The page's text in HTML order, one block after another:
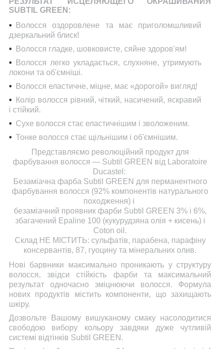
SUBTIL GREEN:
Волосся оздоровлене та має приголомшливий
дзеркальний блиск!
Волосся гладке, шовковисте, сяйне здоров'ям!
Волосся легко укладається, слухняне, утримують
локони та об'ємніші.
Волосся еластичне, міцне, має «дорогой» вигляд!
Колір волосся рівний, чіткий, насичений, яскравий
і стійкий.
Сухе волосся стає еластичнішим і зволоженим.
Тонке волосся стає щільнішим і об'ємнішим.
Представляємо революційний продукт для
фарбування волосся — Subtil GREEN від Laboratoire
Ducastel:
Безаміачна фарба Subtil GREEN для перманентного
фарбування волосся (92% компонентів натурального
походження) і
безаміачний проявник фарби Subtil GREEN 3% і 6%,
збагачений Epaline 100 (кукурудзяна олія + кисень) і
Coton oil.
Склад НЕ МІСТИТЬ: сульфатів, парабена, парафіну
консервантів, 87, гуоцину та мінеральних олив.
Нові барвники максимально проникають у структуру
волосся, звідси стійкість фарби та максимальний
результат одночасно зміцнюючи волосся. Формула
нових продуктів містить компоненти, що захищають
шкіру.
Дозвольте Вашому вишуканому смаку насолодитися
свободою вибору кольору завдяки дуже чутливій
системі відтінків Subtil GREEN.